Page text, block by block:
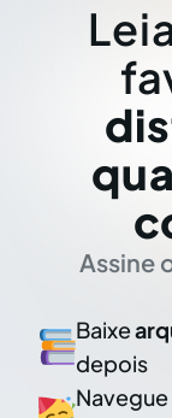
Assine
Baixe
depois
Navegue